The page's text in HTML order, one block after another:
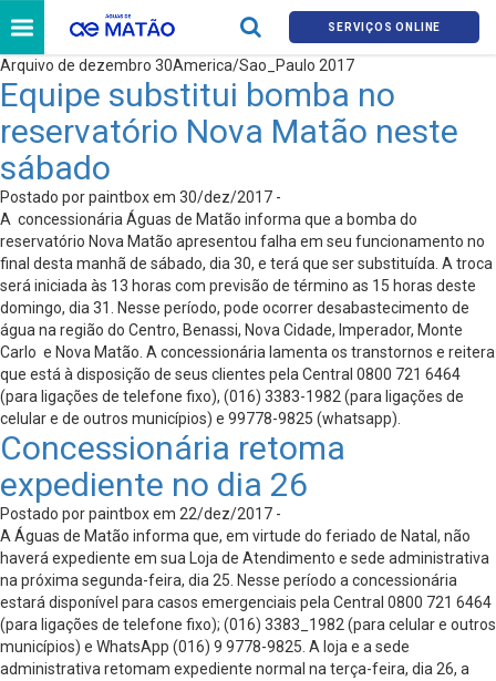
SERVIÇOS ONLINE
Arquivo de dezembro 30America/Sao_Paulo 2017
Equipe substitui bomba no
reservatório Nova Matão neste
sábado
Postado por paintbox em 30/dez/2017 -
A concessionária Águas de Matão informa que a bomba do
reservatório Nova Matão apresentou falha em seu funcionamento no
final desta manhã de sábado, dia 30, e terá que ser substituída. A troca
será iniciada às 13 horas com previsão de término as 15 horas deste
domingo, dia 31. Nesse período, pode ocorrer desabastecimento de
água na região do Centro, Benassi, Nova Cidade, Imperador, Monte
Carlo e Nova Matão. A concessionária lamenta os transtornos e reitera
que está à disposição de seus clientes pela Central 0800 721 6464
(para ligações de telefone fixo), (016) 3383-1982 (para ligações de
celular e de outros municípios) e 99778-9825 (whatsapp).
Concessionária retoma
expediente no dia 26
Postado por paintbox em 22/dez/2017 -
A Águas de Matão informa que, em virtude do feriado de Natal, não
haverá expediente em sua Loja de Atendimento e sede administrativa
na próxima segunda-feira, dia 25. Nesse período a concessionária
estará disponível para casos emergenciais pela Central 0800 721 6464
(para ligações de telefone fixo); (016) 3383_1982 (para celular e outros
municípios) e WhatsApp (016) 9 9778-9825. A loja e a sede
administrativa retomam expediente normal na terça-feira, dia 26, a